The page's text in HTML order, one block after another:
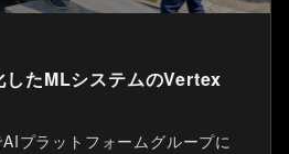
したMLシステムのVertex
プラットフォームグループに